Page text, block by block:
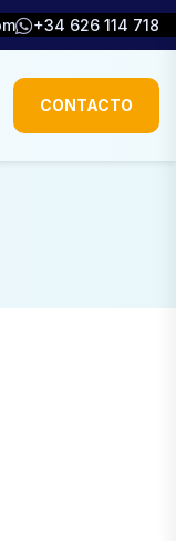
+34 626 114 718
CONTACTO